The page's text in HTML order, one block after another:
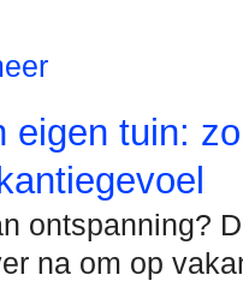
eigen tuin:
ontspanning?
na om op